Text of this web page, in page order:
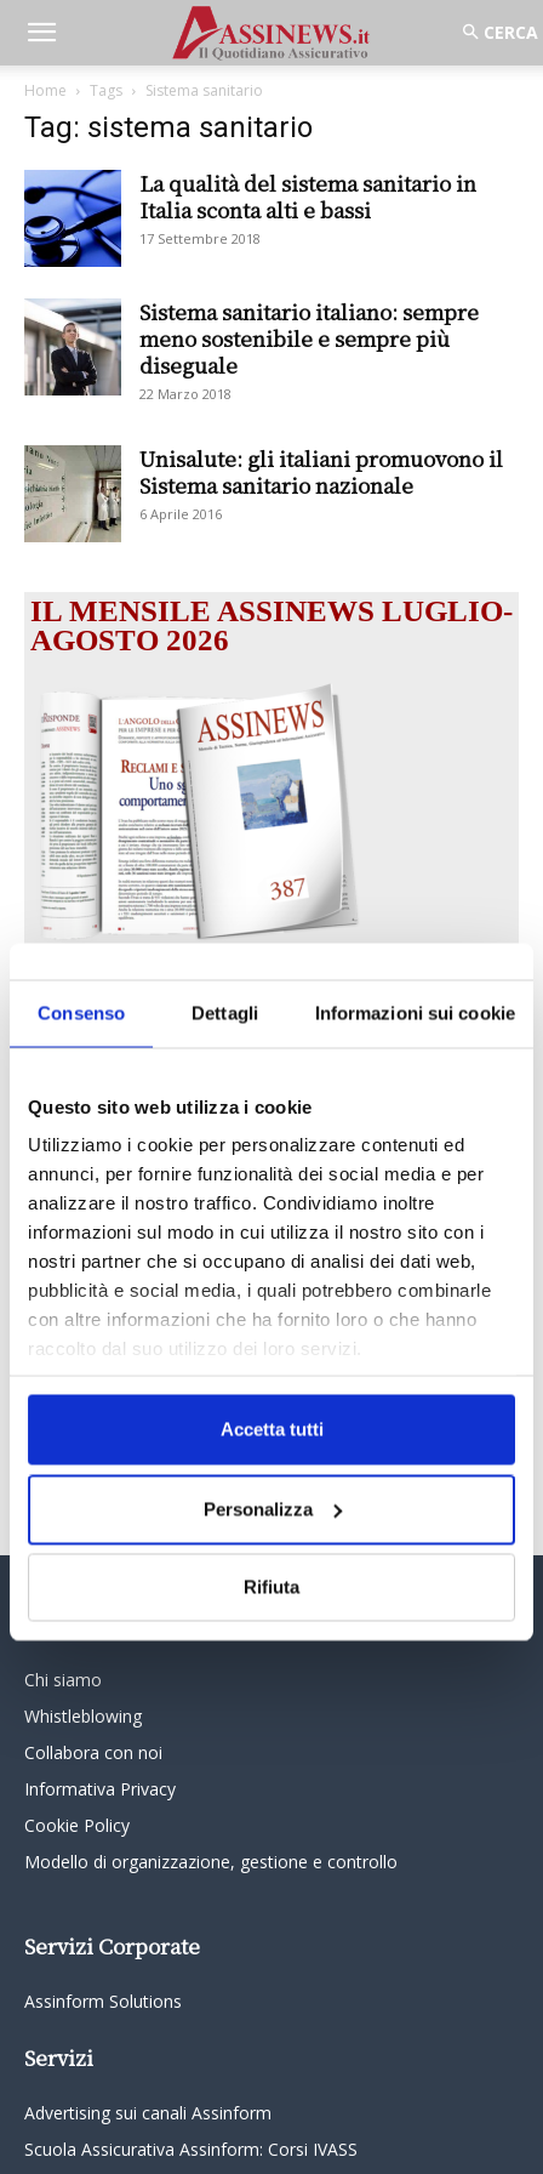
Consenso Dettagli Informazioni sui cookie
Questo sito web utilizza i cookie
Utilizziamo i cookie per personalizzare contenuti ed
annunci, per fornire funzionalità dei social media e per
analizzare il nostro traffico. Condividiamo inoltre
informazioni sul modo in cui utilizza il nostro sito con i
nostri partner che si occupano di analisi dei dati web,
pubblicità e social media, i quali potrebbero combinarle
con altre informazioni che ha fornito loro o che hanno
raccolto dal suo utilizzo dei loro servizi.
Accetta tutti
Personalizza
Rifiuta
Home Tags Sistema sanitario
Tag: sistema sanitario
La qualità del sistema sanitario in
Italia sconta alti e bassi
17 Settembre 2018
Sistema sanitario italiano: sempre
meno sostenibile e sempre più
diseguale
22 Marzo 2018
Unisalute: gli italiani promuovono il
Sistema sanitario nazionale
6 Aprile 2016
IL MENSILE ASSINEWS LUGLIO-
AGOSTO 2026
30 Giugno 2026
LA GESTIONE DELLA REPUTAZIONE.
30 Giugno 2026
Il “Modulo CAI” diventa digitale
PREMI 2025. I TOP TEN
TUTTI GLI ARTICOLI DEL MESE
Assinform Editore
Chi siamo
Whistleblowing
Collabora con noi
Informativa Privacy
Cookie Policy
Modello di organizzazione, gestione e controllo
Servizi Corporate
Assinform Solutions
Servizi
Advertising sui canali Assinform
Scuola Assicurativa Assinform: Corsi IVASS